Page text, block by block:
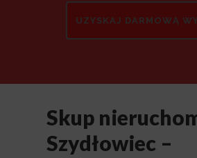
Skup
Szydłowiec –